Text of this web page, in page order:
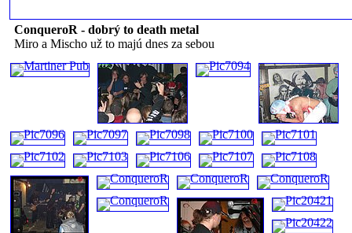
ConqueroR - dobrý to death metal
Miro a Mischo už to majú dnes za sebou